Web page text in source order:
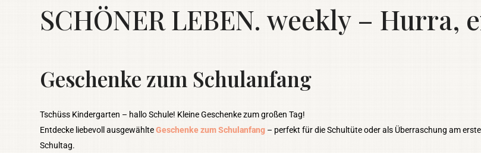
SCHÖNER LEBEN. weekly –
Geschenke zum Schulanfang
Tschüss Kindergarten – hallo Schule! Kleine Geschenke zum großen Tag!
Entdecke liebevoll ausgewählteGeschenke zum Schulanfang – perfekt für die Schultüte oder als Überraschung am
Schultag.